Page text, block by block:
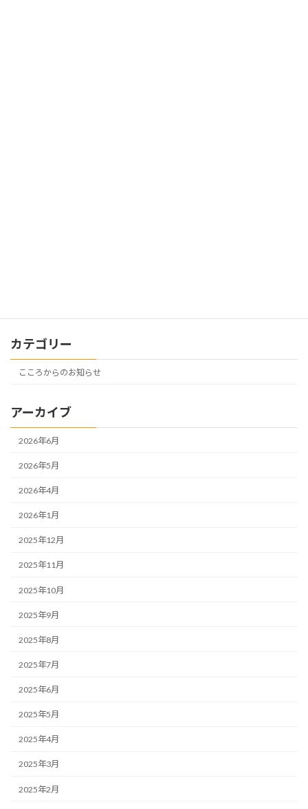
カテゴリー
こころからのお知らせ
アーカイブ
2026年6月
2026年5月
2026年4月
2026年1月
2025年12月
2025年11月
2025年10月
2025年9月
2025年8月
2025年7月
2025年6月
2025年5月
2025年4月
2025年3月
2025年2月